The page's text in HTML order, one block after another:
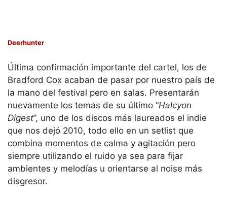
Deerhunter
Última confirmación importante del cartel, los de
Bradford Cox acaban de pasar por nuestro país de
la mano del festival pero en salas. Presentarán
nuevamente los temas de su último “Halcyon
Digest”, uno de los discos más laureados el indie
que nos dejó 2010, todo ello en un setlist que
combina momentos de calma y agitación pero
siempre utilizando el ruido ya sea para fijar
ambientes y melodías u orientarse al noise más
disgresor.